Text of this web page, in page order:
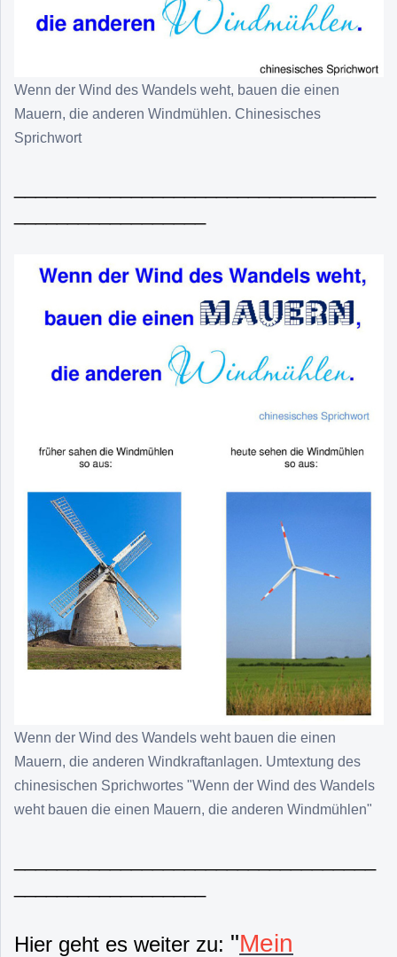
Wenn der Wind des Wandels weht, bauen die einen
Mauern, die anderen Windmühlen. Chinesisches
Sprichwort
Wenn der Wind des Wandels weht bauen die einen
Mauern, die anderen Windkraftanlagen. Umtextung des
chinesischen Sprichwortes "Wenn der Wind des Wandels
weht bauen die einen Mauern, die anderen Windmühlen"
Hier geht es weiter zu: "Mein